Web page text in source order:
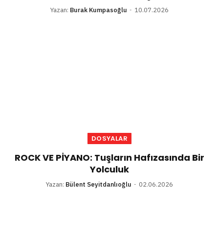
Yazan: Burak Kumpasoğlu 10.07.2026
DOSYALAR
ROCK VE PİYANO: Tuşların Hafızasında Bir
Yolculuk
Yazan: Bülent Seyitdanlıoğlu 02.06.2026